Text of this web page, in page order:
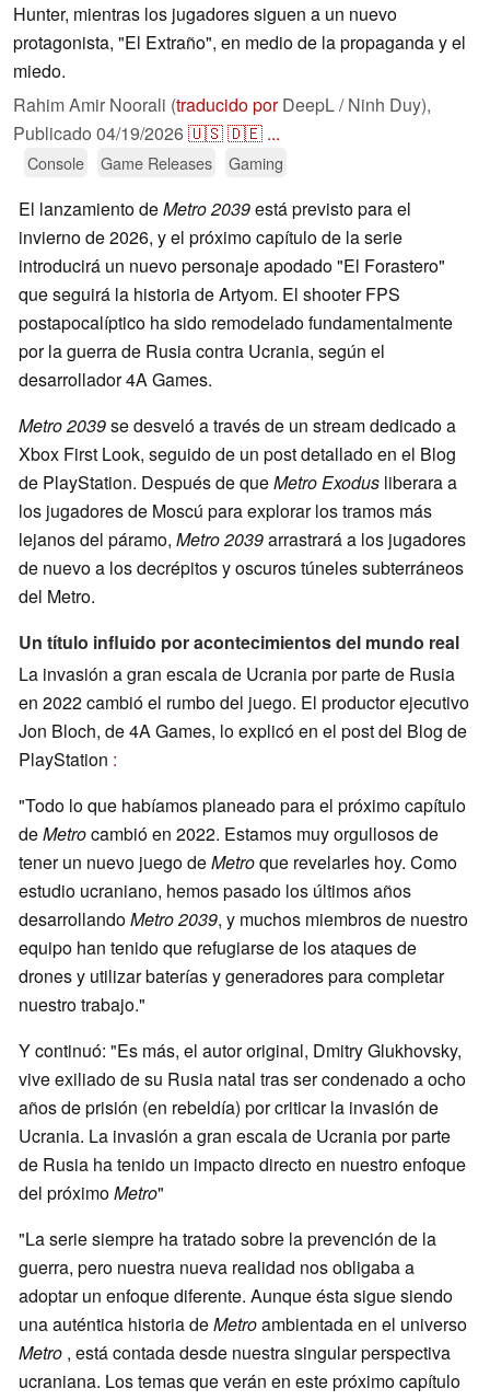
Hunter, mientras los jugadores siguen a un nuevo
protagonista, "El Extraño", en medio de la propaganda y el
miedo.
Rahim Amir Noorali (traducido porDeepL / Ninh Duy),
Publicado 04/19/2026🇺🇸🇩🇪 ...
Console Game Releases Gaming
El lanzamiento deMetro 2039está previsto para el
invierno de 2026, y el próximo capítulo de la serie
introducirá un nuevo personaje apodado "El Forastero"
que seguirá la historia de Artyom. El shooter FPS
postapocalíptico ha sido remodelado fundamentalmente
por la guerra de Rusia contra Ucrania, según el
desarrollador 4A Games.
Metro 2039se desveló a través de un stream dedicado a
Xbox First Look, seguido de un post detallado en el Blog
de PlayStation. Después de queMetro Exodus liberara a
los jugadores de Moscú para explorar los tramos más
lejanos del páramo, Metro 2039arrastrará a los jugadores
de nuevo a los decrépitos y oscuros túneles subterráneos
del Metro.
Un título influido por acontecimientos del mundo real
La invasión a gran escala de Ucrania por parte de Rusia
en 2022 cambió el rumbo del juego. El productor ejecutivo
Jon Bloch, de 4A Games, lo explicó en el post del Blog de
PlayStation :
"Todo lo que habíamos planeado para el próximo capítulo
deMetrocambió en 2022. Estamos muy orgullosos de
tener un nuevo juego deMetroque revelarles hoy. Como
estudio ucraniano, hemos pasado los últimos años
desarrollandoMetro 2039, y muchos miembros de nuestro
equipo han tenido que refugiarse de los ataques de
drones y utilizar baterías y generadores para completar
nuestro trabajo."
Y continuó: "Es más, el autor original, Dmitry Glukhovsky,
vive exiliado de su Rusia natal tras ser condenado a ocho
años de prisión (en rebeldía) por criticar la invasión de
Ucrania. La invasión a gran escala de Ucrania por parte
de Rusia ha tenido un impacto directo en nuestro enfoque
del próximoMetro"
"La serie siempre ha tratado sobre la prevención de la
guerra, pero nuestra nueva realidad nos obligaba a
adoptar un enfoque diferente. Aunque ésta sigue siendo
una auténtica historia deMetroambientada en el universo
Metro , está contada desde nuestra singular perspectiva
ucraniana. Los temas que verán en este próximo capítulo